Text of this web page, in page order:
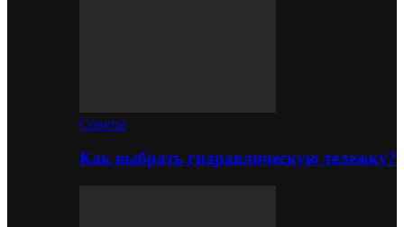
Советы
Как выбрать гидравлическую тележку?